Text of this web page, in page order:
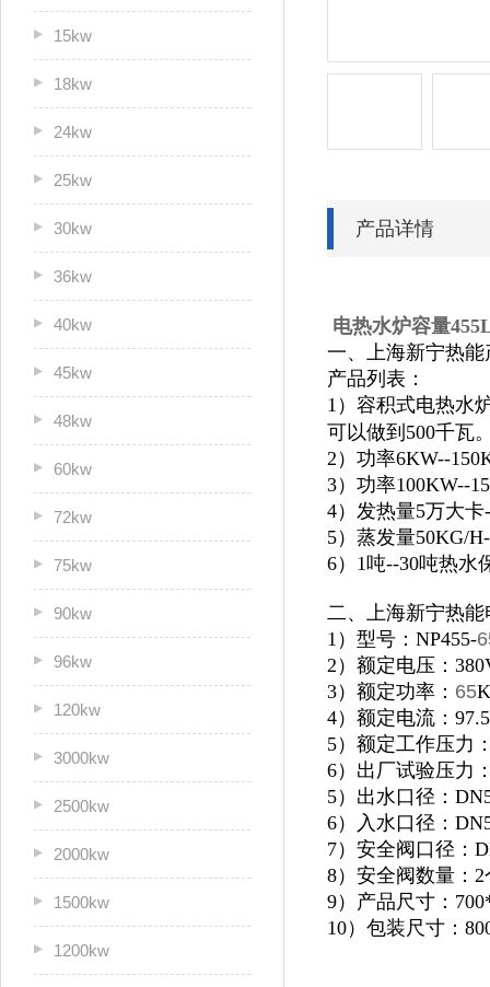
15kw
18kw
24kw
25kw
30kw
36kw
40kw
45kw
48kw
60kw
72kw
75kw
90kw
96kw
120kw
3000kw
2500kw
2000kw
1500kw
1200kw
产品详情
电热水炉容量
一、上海新宁热
产品列表：
1）容积式电热水
可以做到500千瓦
2）功率6KW--
3）功率100KW--
4）发热量5万大
5）蒸发量50KG/
6）1吨--30吨热水
二、上海新宁热
1）型号：NP455-
2）额定电压：
3）额定功率： 65
4）额定电流：
5）额定工作压力
6）出厂试验压力
5）出水口径：
6）入水口径：
7）安全阀口径：
8）安全阀数量：2
9）产品尺寸：
10）包装尺寸：